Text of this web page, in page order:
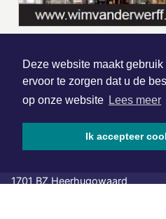
Deze website maakt
ervoor te zorgen dat u de
op onze website Lees meer
Ik accepteer
| Nieuws | Sport
Hoofdvestiging:
1701 BZ Heerhugowaard